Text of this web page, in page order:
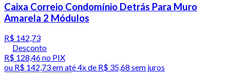
Caixa Correio Condomínio Detrás Para Muro
Amarela 2 Módulos
R$ 142,73
Desconto
R$ 128,46no PIX
ou R$ 142,73em até4x de R$ 35,68 sem juros